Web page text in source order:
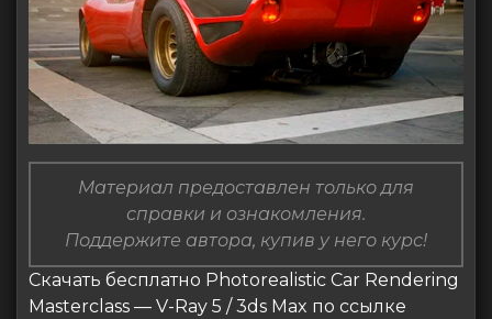
Материал предоставлен только для
справки и ознакомления.
Поддержите автора, купив у него курс!
Скачать бесплатно Photorealistic Car Rendering
Masterclass — V-Ray 5 / 3ds Max по ссылке